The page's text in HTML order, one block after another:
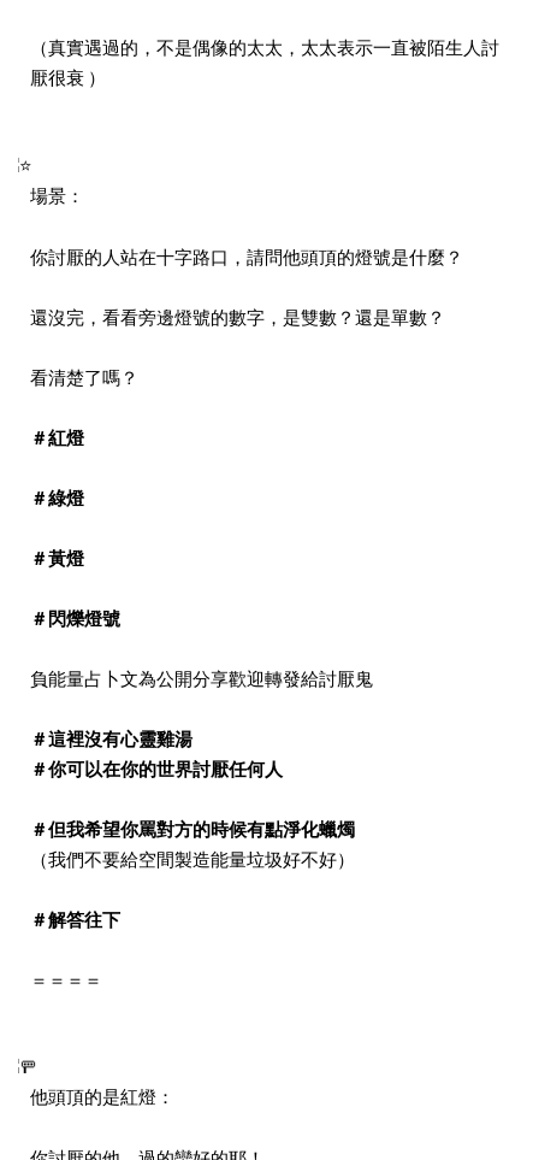
（真實遇過的，不是偶像的太太，太太表示一直被陌生人討
厭很衰 ）
場景：
你討厭的人站在十字路口，請問他頭頂的燈號是什麼？
還沒完，看看旁邊燈號的數字，是雙數？還是單數？
看清楚了嗎？
＃紅燈
＃綠燈
＃黃燈
＃閃爍燈號
負能量占卜文為公開分享歡迎轉發給討厭鬼
＃這裡沒有心靈雞湯
＃你可以在你的世界討厭任何人
＃但我希望你罵對方的時候有點淨化蠟燭
（我們不要給空間製造能量垃圾好不好）
＃解答往下
＝＝＝＝
他頭頂的是紅燈：